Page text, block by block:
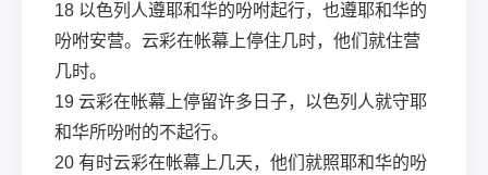
18 以色列人遵耶和华的吩咐起行，也遵耶和华的
吩咐安营。云彩在帐幕上停住几时，他们就住营
几时。
19 云彩在帐幕上停留许多日子，以色列人就守耶
和华所吩咐的不起行。
20 有时云彩在帐幕上几天，他们就照耶和华的吩